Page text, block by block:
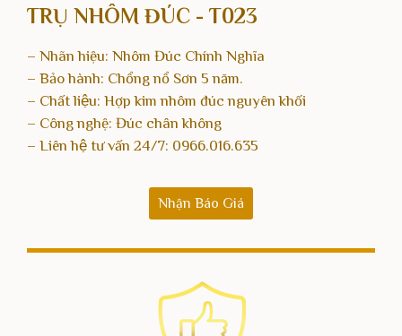
TRỤ NHÔM ĐÚC - T023
– Nhãn hiệu: Nhôm Đúc Chính Nghĩa
– Bảo hành: Chổng nổ Sơn 5 năm.
– Chất liệu: Hợp kim nhôm đúc nguyên khối
– Công nghệ: Đúc chân không
– Liên hệ tư vấn 24/7: 0966.016.635
Nhận Báo Giá